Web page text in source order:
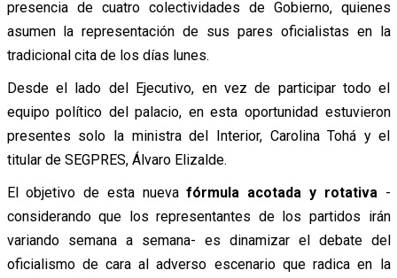
presencia de cuatro colectividades de Gobierno, quienes
asumen la representación de sus pares oficialistas en la
tradicional cita de los días lunes.
Desde el lado del Ejecutivo, en vez de participar todo el
equipo político del palacio, en esta oportunidad estuvieron
presentes solo la ministra del Interior, Carolina Tohá y el
titular de SEGPRES, Álvaro Elizalde.
El objetivo de esta nuevafórmula acotada y rotativa -
considerando que los representantes de los partidos irán
variando semana a semana- es dinamizar el debate del
oficialismo de cara al adverso escenario que radica en la